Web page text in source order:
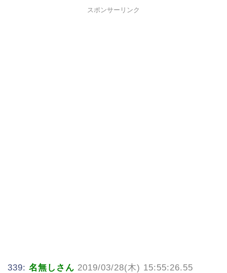
スポンサーリンク
339: 名無しさん 2019/03/28(木) 15:55:26.55